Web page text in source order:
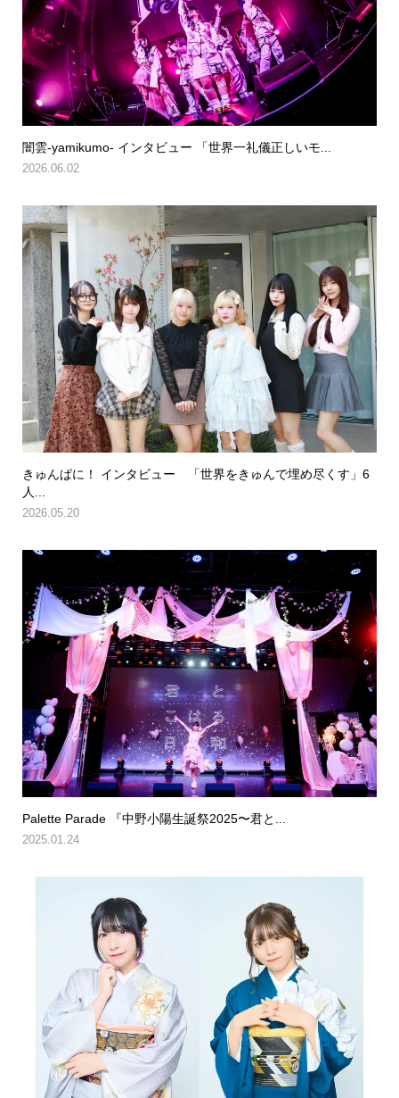
闇雲-yamikumo- インタビュー 「世界一礼儀正しいモ...
2026.06.02
きゅんぱに！ インタビュー 「世界をきゅんで埋め尽くす」6
人...
2026.05.20
Palette Parade 『中野小陽生誕祭2025〜君と...
2025.01.24